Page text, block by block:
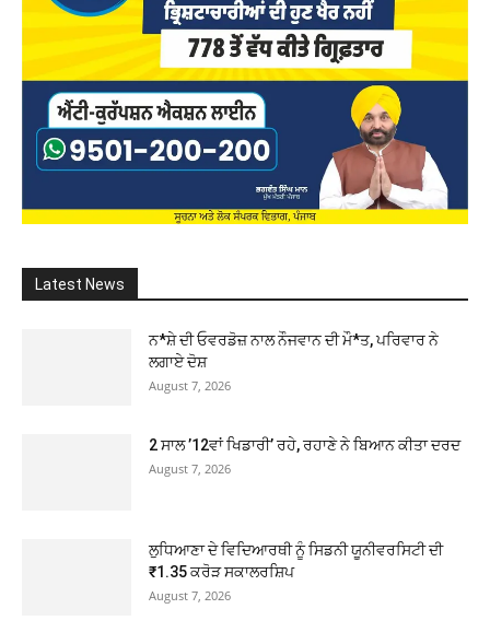
Latest News
ਨ*ਸ਼ੇ ਦੀ ਓਵਰਡੋਜ਼ ਨਾਲ ਨੌਜਵਾਨ ਦੀ ਮੌ*ਤ, ਪਰਿਵਾਰ ਨੇ
ਲਗਾਏ ਦੋਸ਼
August 7, 2026
2 ਸਾਲ ’12ਵਾਂ ਖਿਡਾਰੀ’ ਰਹੇ, ਰਹਾਣੇ ਨੇ ਬਿਆਨ ਕੀਤਾ ਦਰਦ
August 7, 2026
ਲੁਧਿਆਣਾ ਦੇ ਵਿਦਿਆਰਥੀ ਨੂੰ ਸਿਡਨੀ ਯੂਨੀਵਰਸਿਟੀ ਦੀ
₹1.35 ਕਰੋੜ ਸਕਾਲਰਸ਼ਿਪ
August 7, 2026